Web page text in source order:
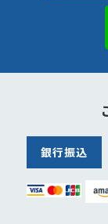
銀行振込